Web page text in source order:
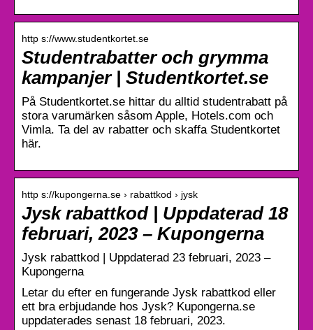
http s://www.studentkortet.se
Studentrabatter och grymma
kampanjer | Studentkortet.se
På Studentkortet.se hittar du alltid studentrabatt på
stora varumärken såsom Apple, Hotels.com och
Vimla. Ta del av rabatter och skaffa Studentkortet
här.
http s://kupongerna.se › rabattkod › jysk
Jysk rabattkod | Uppdaterad 18
februari, 2023 – Kupongerna
Jysk rabattkod | Uppdaterad 23 februari, 2023 –
Kupongerna
Letar du efter en fungerande Jysk rabattkod eller
ett bra erbjudande hos Jysk? Kupongerna.se
uppdaterades senast 18 februari, 2023.